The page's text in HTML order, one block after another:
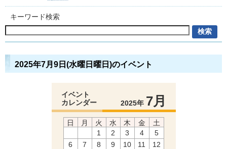
キーワード検索
2025年7月9日(水曜日曜日)のイベント
イベント
カレンダー
2025年 7月
日 月 火 水 木 金
土
1
2 3 4
5
6
7 8 9 10 11
12